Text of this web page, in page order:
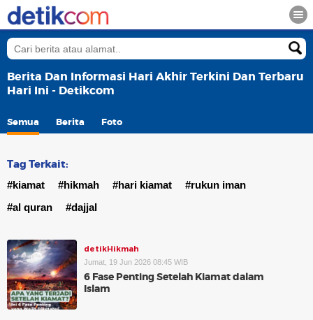
Berita Dan Informasi Hari Akhir Terkini Dan Terbaru
Hari Ini - Detikcom
Semua Berita Foto
Tag Terkait:
#kiamat #hikmah #hari kiamat
#rukun iman
#al quran
#dajjal
detikHikmah
Jumat, 19 Jun 2026 08:45 WIB
6 Fase Penting Setelah Kiamat dalam
Islam